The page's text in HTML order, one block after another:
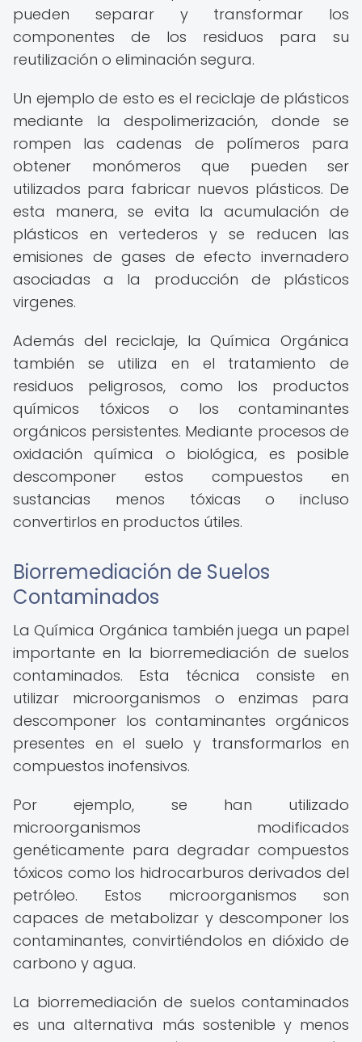
pueden separar y transformar los
componentes de los residuos para su
reutilización o eliminación segura.
Un ejemplo de esto es el reciclaje de plásticos
mediante la despolimerización, donde se
rompen las cadenas de polímeros para
obtener monómeros que pueden ser
utilizados para fabricar nuevos plásticos. De
esta manera, se evita la acumulación de
plásticos en vertederos y se reducen las
emisiones de gases de efecto invernadero
asociadas a la producción de plásticos
virgenes.
Además del reciclaje, la Química Orgánica
también se utiliza en el tratamiento de
residuos peligrosos, como los productos
químicos tóxicos o los contaminantes
orgánicos persistentes. Mediante procesos de
oxidación química o biológica, es posible
descomponer estos compuestos en
sustancias menos tóxicas o incluso
convertirlos en productos útiles.
Biorremediación de Suelos
Contaminados
La Química Orgánica también juega un papel
importante en la biorremediación de suelos
contaminados. Esta técnica consiste en
utilizar microorganismos o enzimas para
descomponer los contaminantes orgánicos
presentes en el suelo y transformarlos en
compuestos inofensivos.
Por ejemplo, se han utilizado
microorganismos modificados
genéticamente para degradar compuestos
tóxicos como los hidrocarburos derivados del
petróleo. Estos microorganismos son
capaces de metabolizar y descomponer los
contaminantes, convirtiéndolos en dióxido de
carbono y agua.
La biorremediación de suelos contaminados
es una alternativa más sostenible y menos